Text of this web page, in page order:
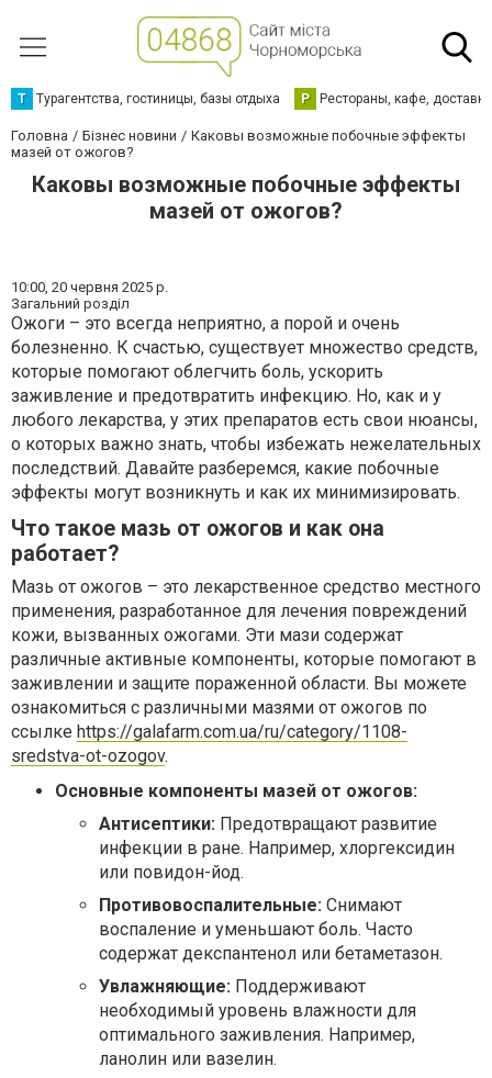
Т Турагентства, гостиницы, базы отдыха Р Рестораны, кафе,
Головна Бізнес новини
Каковы возможные побочные эффекты
мазей от ожогов?
Каковы возможные побочные эффекты
мазей от ожогов?
10:00, 20 червня 2025 р.
Загальний розділ
Ожоги – это всегда неприятно, а порой и очень
болезненно. К счастью, существует множество средств,
которые помогают облегчить боль, ускорить
заживление и предотвратить инфекцию. Но, как и у
любого лекарства, у этих препаратов есть свои нюансы,
о которых важно знать, чтобы избежать нежелательных
последствий. Давайте разберемся, какие побочные
эффекты могут возникнуть и как их минимизировать.
Что такое мазь от ожогов и как она
работает?
Мазь от ожогов – это лекарственное средство местного
применения, разработанное для лечения повреждений
кожи, вызванных ожогами. Эти мази содержат
различные активные компоненты, которые помогают в
заживлении и защите пораженной области. Вы можете
ознакомиться с различными мазями от ожогов по
ссылке https://galafarm.com.ua/ru/category/1108-
sredstva-ot-ozogov.
Основные компоненты мазей от ожогов:
Антисептики: Предотвращают развитие
инфекции в ране. Например, хлоргексидин
или повидон-йод.
Противовоспалительные: Снимают
воспаление и уменьшают боль. Часто
содержат декспантенол или бетаметазон.
Увлажняющие: Поддерживают
необходимый уровень влажности для
оптимального заживления. Например,
ланолин или вазелин.